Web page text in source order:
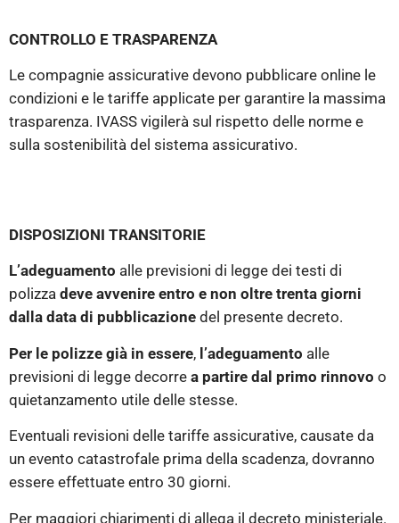
CONTROLLO E TRASPARENZA
Le compagnie assicurative devono pubblicare online le
condizioni e le tariffe applicate per garantire la massima
trasparenza. IVASS vigilerà sul rispetto delle norme e
sulla sostenibilità del sistema assicurativo.
DISPOSIZIONI TRANSITORIE
L’adeguamento alle previsioni di legge dei testi di
polizza deve avvenire entro e non oltre trenta giorni
dalla data di pubblicazione del presente decreto.
Per le polizze già in essere, l’adeguamento alle
previsioni di legge decorre a partire dal primo rinnovo o
quietanzamento utile delle stesse.
Eventuali revisioni delle tariffe assicurative, causate da
un evento catastrofale prima della scadenza, dovranno
essere effettuate entro 30 giorni.
Per maggiori chiarimenti di allega il decreto ministeriale.